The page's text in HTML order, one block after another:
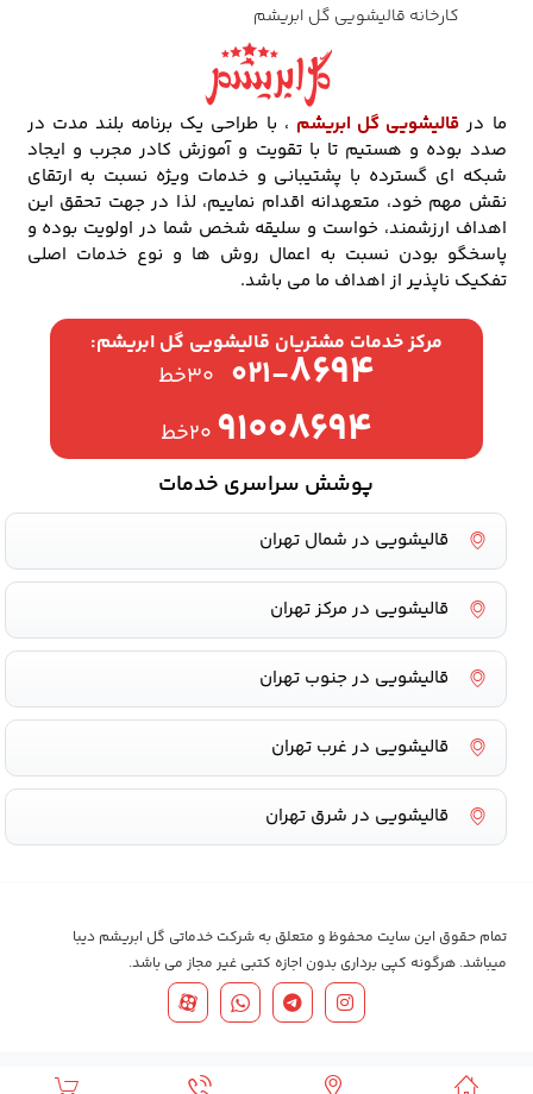
کارخانه قالیشویی گل ابریشم
ما در قالیشویی گل ابریشم ، با طراحی یک برنامه بلند مدت در
صدد بوده و هستیم تا با تقویت و آموزش کادر مجرب و ایجاد
شبکه ای گسترده با پشتیبانی و خدمات ویژه نسبت به ارتقای
نقش مهم خود، متعهدانه اقدام نماییم، لذا در جهت تحقق این
اهداف ارزشمند، خواست و سلیقه شخص شما در اولویت بوده و
پاسخگو بودن نسبت به اعمال روش ها و نوع خدمات اصلی
تفکیک ناپذیر از اهداف ما می باشد.
مرکز خدمات مشتریان قالیشویی گل ابریشم:
۰۲۱-۸۶۹۴ ۳۰خط
۹۱۰۰۸۶۹۴ ۲۰خط
پوشش سراسری خدمات
قالیشویی در شمال تهران
قالیشویی در مرکز تهران
قالیشویی در جنوب تهران
قالیشویی در غرب تهران
قالیشویی در شرق تهران
تمام حقوق این سایت محفوظ و متعلق به شرکت خدماتی گل ابریشم دیبا
میباشد. هرگونه کپی برداری بدون اجازه کتبی غیر مجاز می باشد.